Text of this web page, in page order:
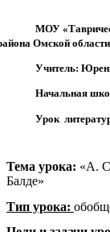
МОУ
Омской области
Учитель:
Начальная
Урок
Тема урока: «А.
Балде»
Тип урока: